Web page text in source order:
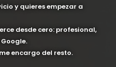
y quieres empezar a
desde cero: profesional,
encargo del resto.